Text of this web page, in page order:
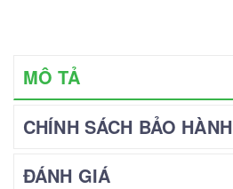
MÔ TẢ
CHÍNH SÁCH BẢO HÀNH
ĐÁNH GIÁ